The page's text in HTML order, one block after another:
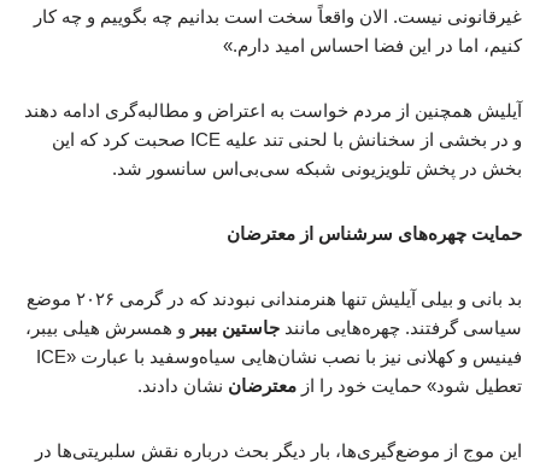
غیرقانونی نیست. الان واقعاً سخت است بدانیم چه بگوییم و چه کار
کنیم، اما در این فضا احساس امید دارم.»
آیلیش همچنین از مردم خواست به اعتراض و مطالبه‌گری ادامه دهند
و در بخشی از سخنانش با لحنی تند علیه ICE صحبت کرد که این
بخش در پخش تلویزیونی شبکه سی‌بی‌اس سانسور شد.
حمایت چهره‌های سرشناس از معترضان
بد بانی و بیلی آیلیش تنها هنرمندانی نبودند که در گرمی ۲۰۲۶ موضع
سیاسی گرفتند. چهره‌هایی مانند جاستین بیبر و همسرش هیلی بیبر،
فینیس و کهلانی نیز با نصب نشان‌هایی سیاه‌وسفید با عبارت «ICE
تعطیل شود» حمایت خود را از معترضان نشان دادند.
این موج از موضع‌گیری‌ها، بار دیگر بحث درباره نقش سلبریتی‌ها در